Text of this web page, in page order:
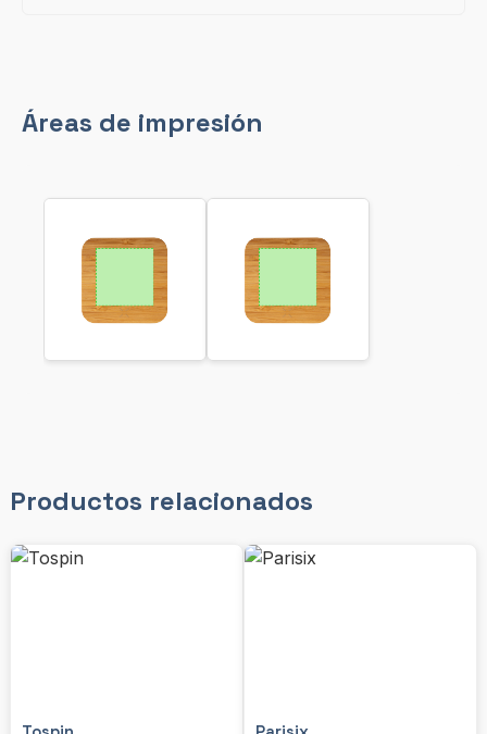
Áreas de impresión
Productos relacionados